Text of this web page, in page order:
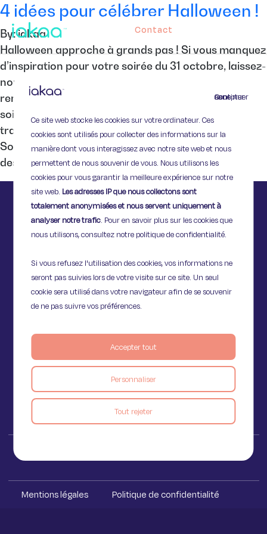
Continuer sans accepter
Ce site web stocke les cookies sur votre ordinateur. Ces
cookies sont utilisés pour collecter des informations sur la
manière dont vous interagissez avec notre site web et nous
permettent de nous souvenir de vous. Nous utilisons les
cookies pour vous garantir la meilleure expérience sur notre
site web. Les adresses IP que nous collectons sont
totalement anonymisées et nous servent uniquement à
analyser notre trafic. Pour en savoir plus sur les cookies que
nous utilisons, consultez notre politique de confidentialité.
Si vous refusez l'utilisation des cookies, vos informations ne
seront pas suivies lors de votre visite sur ce site. Un seul
cookie sera utilisé dans votre navigateur afin de se souvenir
de ne pas suivre vos préférences.
Personnaliser
Tout rejeter
Accepter tout
Contact
4 idées pour célébrer Halloween !
By: iakaa
Halloween approche à grands pas ! Si vous manquez
d’inspiration pour votre soirée du 31 octobre, laissez-
nous vous suggérer quelques idées qui devraient
rendre votre soirée terrifiante à souhait ! Entre
soirée déguisée, film d’horreur ou le plus
traditionnel « trick or treat », à vous de choisir…
Soirée déguisée Digital Dudz est une application
destinée à animer […]
75009 Paris
Voir le blog
Mentions légales Politique de confidentialité